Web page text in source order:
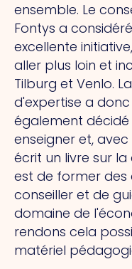
ensemble. Le
Fontys a
excellente
aller plus loin et
Tilburg et Venlo.
d'expertise a
également
enseigner et,
écrit un livre sur
est de former
conseiller et de
domaine de
rendons cela
matériel